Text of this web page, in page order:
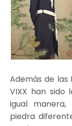
Además de
VIXX han sido
igual
piedra